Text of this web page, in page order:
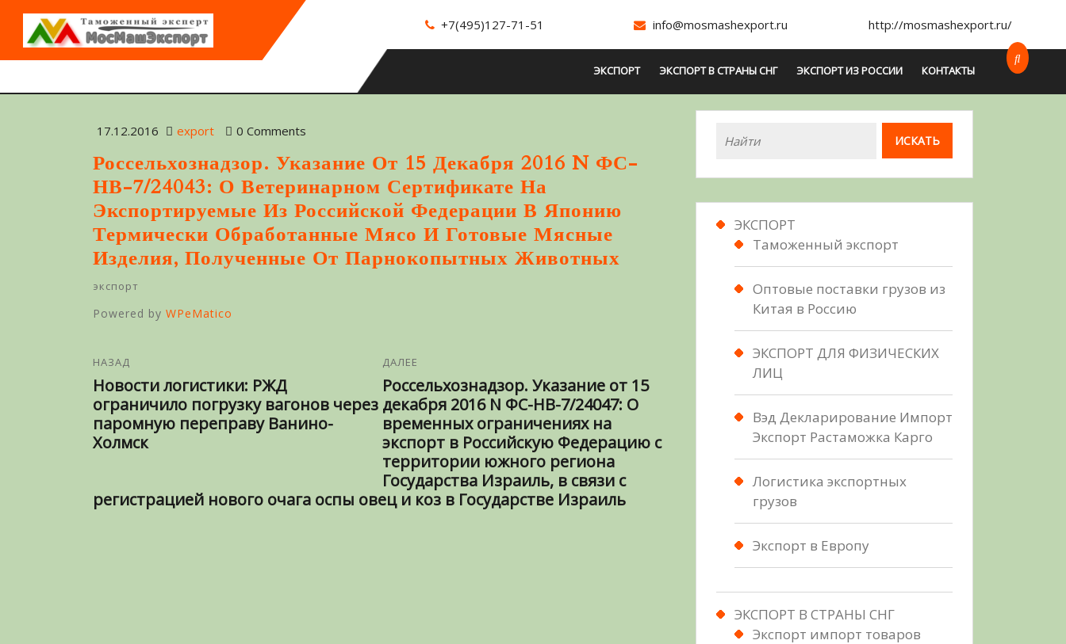
+7(495)127-71-51 info@mosmashexport.ru http://mosmashexport.ru/
ЭКСПОРТ ЭКСПОРТ В СТРАНЫ СНГ ЭКСПОРТ ИЗ РОССИИ КОНТАКТЫ
17.12.2016 export 0 Comments
Россельхознадзор. Указание От 15 Декабря 2016 N ФС-
НВ-7/24043: О Ветеринарном Сертификате На
Экспортируемые Из Российской Федерации В Японию
Термически Обработанные Мясо И Готовые Мясные
Изделия, Полученные От Парнокопытных Животных
экспорт
Powered by WPeMatico
НАЗАД
Новости логистики: РЖД
ограничило погрузку вагонов через
паромную переправу Ванино-
Холмск
ДАЛЕЕ
Россельхознадзор. Указание от 15
декабря 2016 N ФС-НВ-7/24047: О
временных ограничениях на
экспорт в Российскую Федерацию с
территории южного региона
Государства Израиль, в связи с
регистрацией нового очага оспы овец и коз в Государстве Израиль
ЭКСПОРТ
Таможенный экспорт
Оптовые поставки грузов из
Китая в Россию
ЭКСПОРТ ДЛЯ ФИЗИЧЕСКИХ
ЛИЦ
Вэд Декларирование Импорт
Экспорт Растаможка Карго
Логистика экспортных
грузов
Экспорт в Европу
ЭКСПОРТ В СТРАНЫ СНГ
Экспорт импорт товаров